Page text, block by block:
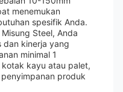
menemukan
spesifik Anda.
Steel, Anda
dan kinerja yang
minimal 1
kayu atau palet,
produk